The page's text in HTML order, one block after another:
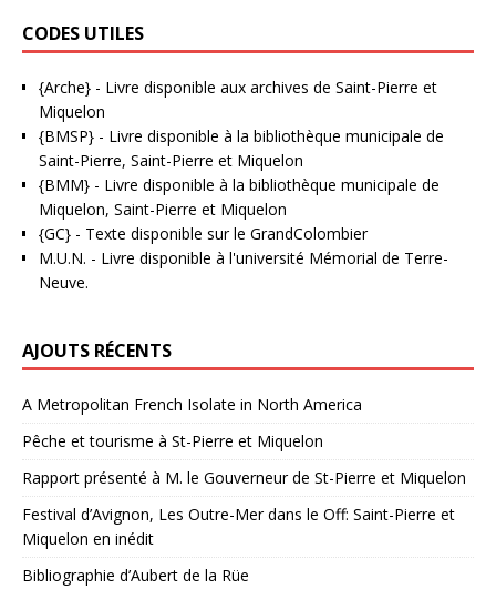
CODES UTILES
{Arche} - Livre disponible aux archives de Saint-Pierre et
Miquelon
{BMSP} - Livre disponible à la bibliothèque municipale de
Saint-Pierre, Saint-Pierre et Miquelon
{BMM} - Livre disponible à la bibliothèque municipale de
Miquelon, Saint-Pierre et Miquelon
{GC} - Texte disponible sur le GrandColombier
M.U.N. - Livre disponible à l'université Mémorial de Terre-
Neuve.
AJOUTS RÉCENTS
A Metropolitan French Isolate in North America
Pêche et tourisme à St-Pierre et Miquelon
Rapport présenté à M. le Gouverneur de St-Pierre et Miquelon
Festival d’Avignon, Les Outre-Mer dans le Off: Saint-Pierre et
Miquelon en inédit
Bibliographie d’Aubert de la Rüe